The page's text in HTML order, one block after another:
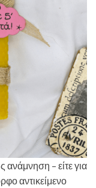
ανάμνηση – είτε για
αντικείμενο